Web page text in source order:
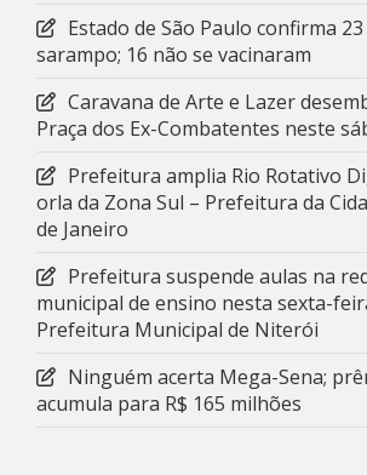
Estado de São Paulo confirma 23
sarampo; 16 não se vacinaram
Caravana de Arte e Lazer
Praça dos Ex-Combatentes neste
Prefeitura amplia Rio Rotativo
orla da Zona Sul – Prefeitura da
de Janeiro
Prefeitura suspende aulas na
municipal de ensino nesta sexta-
Prefeitura Municipal de Niterói
Ninguém acerta Mega-Sena;
acumula para R$ 165 milhões